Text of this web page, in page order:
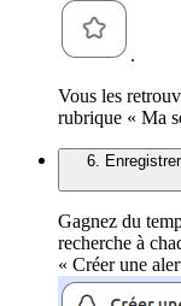
.
Vous les
rubrique « Ma
6.
Gagnez du
recherche à
« Créer une